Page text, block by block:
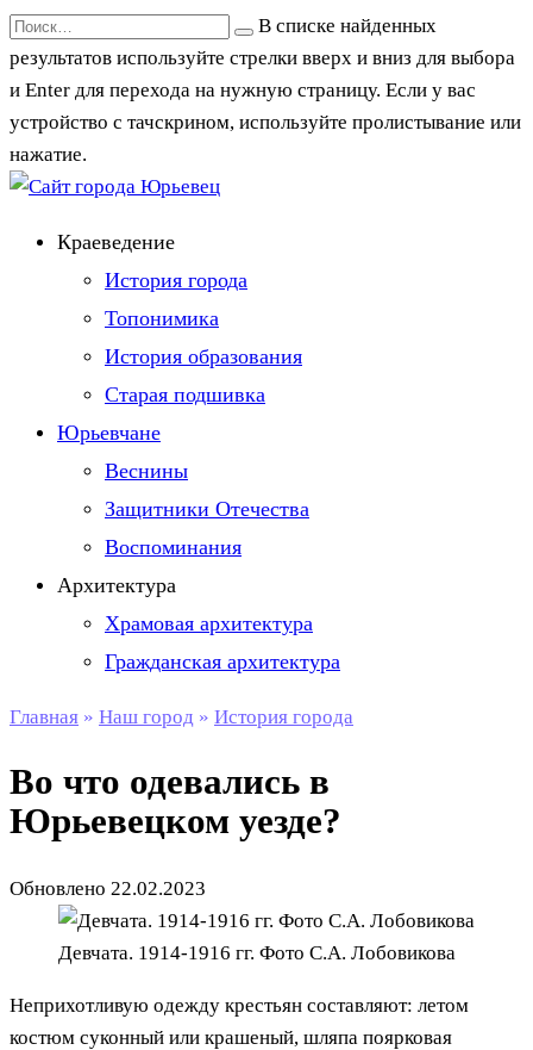
Перейти
к
содержанию
Search
for:
В списке найденных
результатов используйте стрелки вверх и вниз для выбора
и Enter для перехода на нужную страницу. Если у вас
устройство с тачскрином, используйте пролистывание или
нажатие.
Краеведение
История города
Топонимика
История образования
Старая подшивка
Юрьевчане
Веснины
Защитники Отечества
Воспоминания
Архитектура
Храмовая архитектура
Гражданская архитектура
Главная » Наш город » История города
Во что одевались в
Юрьевецком уезде?
Обновлено 22.02.2023
Девчата. 1914-1916 гг. Фото С.А. Лобовикова
Неприхотливую одежду крестьян составляют: летом
костюм суконный или крашеный, шляпа поярковая